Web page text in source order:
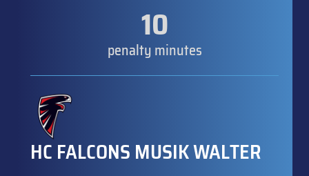
10
penalty minutes
HC FALCONS MUSIK WALTER